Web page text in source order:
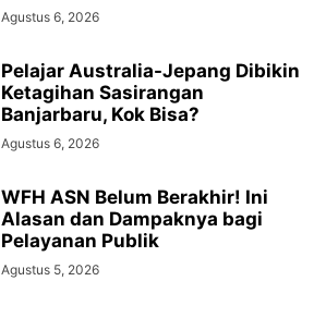
Agustus 6, 2026
Pelajar Australia-Jepang Dibikin
Ketagihan Sasirangan
Banjarbaru, Kok Bisa?
Agustus 6, 2026
WFH ASN Belum Berakhir! Ini
Alasan dan Dampaknya bagi
Pelayanan Publik
Agustus 5, 2026